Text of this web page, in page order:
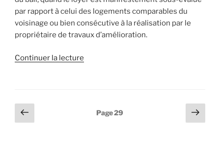
par rapport à celui des logements comparables du
voisinage ou bien consécutive à la réalisation par le
propriétaire de travaux d’amélioration.
Continuer la lecture
Comment
Pagination
des
Page
précédente
Page29
Page